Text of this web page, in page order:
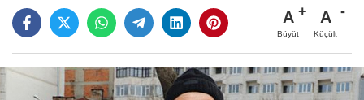
A
Büyüt
A
Küçült